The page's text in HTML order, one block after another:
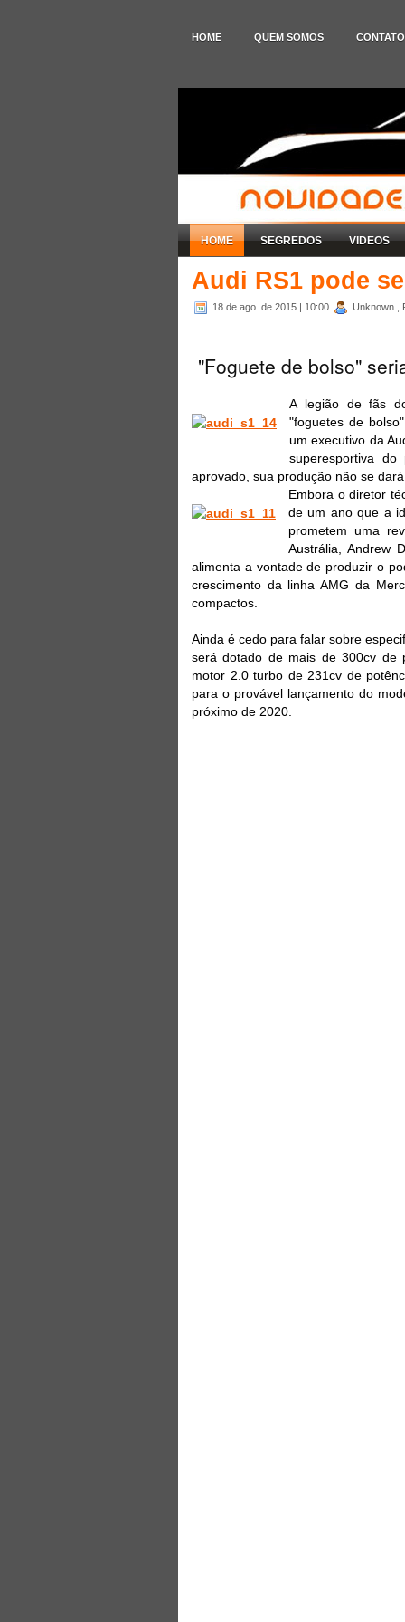
HOME QUEM SOMOS CONTATO
HOME SEGREDOS VIDEOS
Audi RS1 pode
18 de ago. de 2015 | 10:00 Unknown ,
"Foguete de bolso"
A legião de fãs
"foguetes de
um executivo da
superesportiva
aprovado, sua produção não se
Embora o diretor
de um ano que a
prometem uma
Austrália, Andrew
alimenta a vontade de produzir o
crescimento da linha AMG da
compactos.
Ainda é cedo para falar sobre
será dotado de mais de 300cv de
motor 2.0 turbo de 231cv de
para o provável lançamento do
próximo de 2020.